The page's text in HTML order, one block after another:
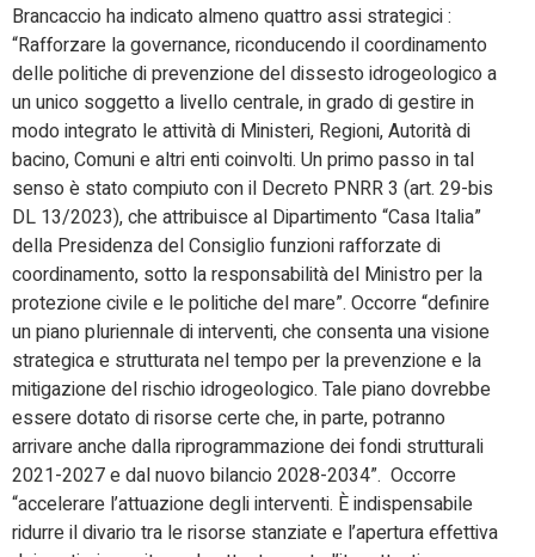
Brancaccio ha indicato almeno quattro assi strategici :
“Rafforzare la governance, riconducendo il coordinamento
delle politiche di prevenzione del dissesto idrogeologico a
un unico soggetto a livello centrale, in grado di gestire in
modo integrato le attività di Ministeri, Regioni, Autorità di
bacino, Comuni e altri enti coinvolti. Un primo passo in tal
senso è stato compiuto con il Decreto PNRR 3 (art. 29-bis
DL 13/2023), che attribuisce al Dipartimento “Casa Italia”
della Presidenza del Consiglio funzioni rafforzate di
coordinamento, sotto la responsabilità del Ministro per la
protezione civile e le politiche del mare”. Occorre “definire
un piano pluriennale di interventi, che consenta una visione
strategica e strutturata nel tempo per la prevenzione e la
mitigazione del rischio idrogeologico. Tale piano dovrebbe
essere dotato di risorse certe che, in parte, potranno
arrivare anche dalla riprogrammazione dei fondi strutturali
2021-2027 e dal nuovo bilancio 2028-2034”. Occorre
“accelerare l’attuazione degli interventi. È indispensabile
ridurre il divario tra le risorse stanziate e l’apertura effettiva